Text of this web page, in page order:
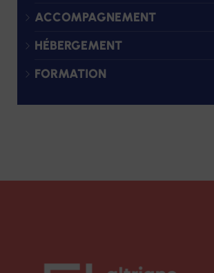
ACCOMPAGNEMENT
HÉBERGEMENT
FORMATION